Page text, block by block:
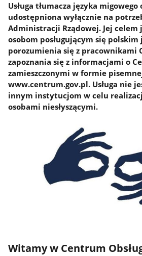
Usługa tłumacza języka migowego
udostępniona wyłącznie na
Administracji Rządowej. Jej
osobom posługującym się
porozumienia się z pracownikami
zapoznania się z informacjami o
zamieszczonymi w formie
www.centrum.gov.pl. Usługa nie
innym instytucjom w celu
osobami niesłyszącymi.
Witamy w Centrum